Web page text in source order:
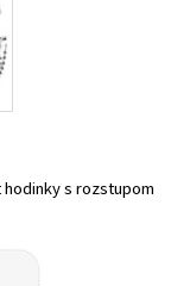
s rozstupom